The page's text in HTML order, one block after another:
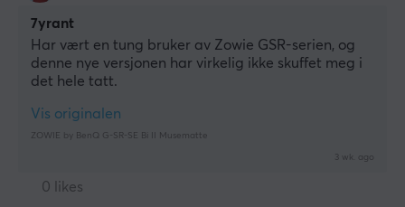
7yrant
Har vært en tung bruker av Zowie GSR-serien, og
denne nye versjonen har virkelig ikke skuffet meg i
det hele tatt.
Vis originalen
ZOWIE by BenQ G-SR-SE Bi II Musematte
3 wk. ago
0 likes